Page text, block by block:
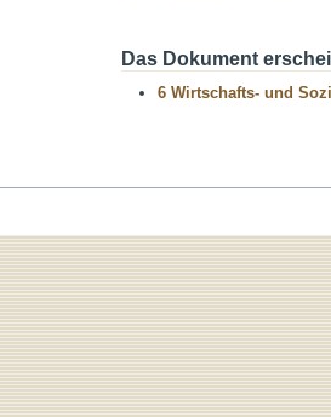
Das Dokument
6 Wirtschafts- und